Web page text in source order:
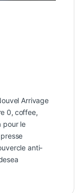
Arrivage
0, coffee,
pour le
presse
anti-